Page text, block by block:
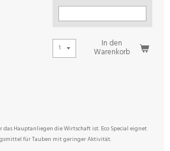
In den
Warenkorb
das Hauptanliegen die Wirtschaft ist. Eco Special eignet
für Tauben mit geringer Aktivität.